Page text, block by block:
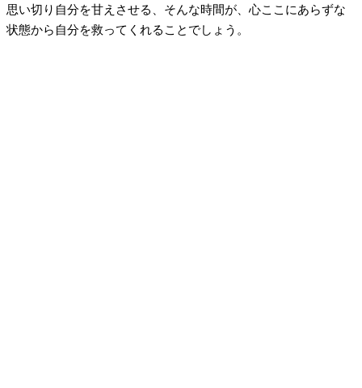
思い切り自分を甘えさせる、そんな時間が、心ここにあらずな
状態から自分を救ってくれることでしょう。